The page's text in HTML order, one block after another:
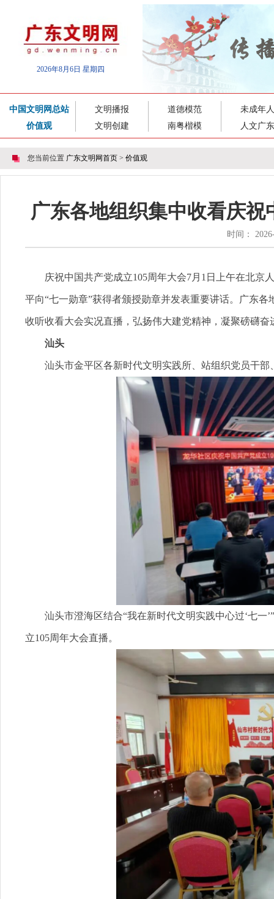
2026年8月6日 星期四
中国文明网总站
价值观
文明播报
文明创建
道德模范
南粤楷模
未成年人
人文广东
您当前位置 广东文明网首页 > 价值观
广东各地组织集中收看庆
时间：
庆祝中国共产党成立105周年大会7月1日上午在北京
平向“七一勋章”获得者颁授勋章并发表重要讲话。广东
收听收看大会实况直播，弘扬伟大建党精神，凝聚磅礴奋
汕头
汕头市金平区各新时代文明实践所、站组织党员干部
汕头市澄海区结合“我在新时代文明实践中心过‘七一
立105周年大会直播。